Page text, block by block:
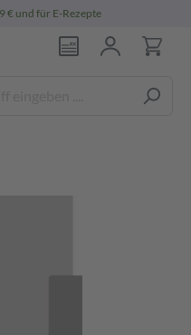
€ und für E-Rezepte